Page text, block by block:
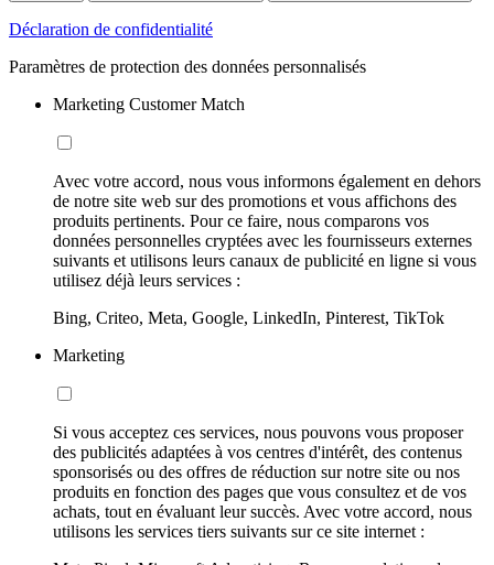
Déclaration de confidentialité
Paramètres de protection des données personnalisés
Marketing Customer Match
Avec votre accord, nous vous informons également en dehors
de notre site web sur des promotions et vous affichons des
produits pertinents. Pour ce faire, nous comparons vos
données personnelles cryptées avec les fournisseurs externes
suivants et utilisons leurs canaux de publicité en ligne si vous
utilisez déjà leurs services :
Bing, Criteo, Meta, Google, LinkedIn, Pinterest, TikTok
Marketing
Si vous acceptez ces services, nous pouvons vous proposer
des publicités adaptées à vos centres d'intérêt, des contenus
sponsorisés ou des offres de réduction sur notre site ou nos
produits en fonction des pages que vous consultez et de vos
achats, tout en évaluant leur succès. Avec votre accord, nous
utilisons les services tiers suivants sur ce site internet :